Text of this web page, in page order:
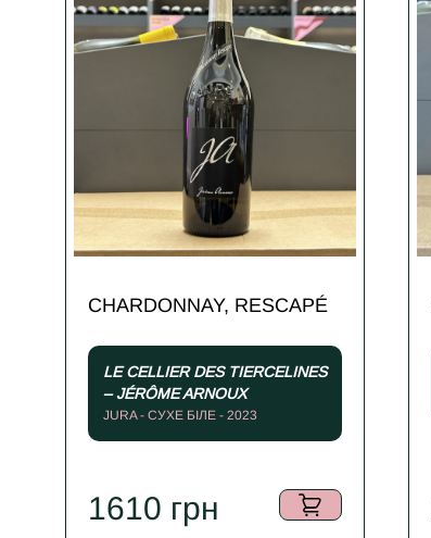
CHARDONNAY, RESCAPÉ
LE CELLIER DES TIERCELINES
– JÉRÔME ARNOUX
JURA - СУХЕ БІЛЕ - 2023
1610 грн